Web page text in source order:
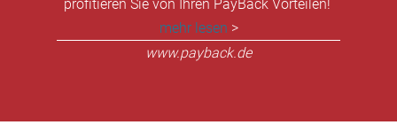
profitieren Sie von Ihren PayBack Vorteilen!
mehr lesen >
www.payback.de